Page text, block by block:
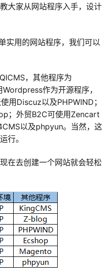
大家从网站程序入手，设计
实用的网站程序，我们可以
，其他程序为
作为开源程序，
用Discuz以及PHPWIND；
；外贸B2C可使用Zencart
以及phpyun。当然，这
行。
在去创建一个网站就会轻松